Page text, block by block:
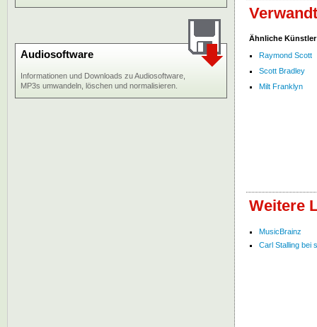
Ähnliche Künstler
Raymond Scott
Scott Bradley
Milt Franklyn
Weitere
MusicBrainz
Carl Stalling bei
Audiosoftware
Informationen und Downloads zu Audiosoftware,
MP3s umwandeln, löschen und normalisieren.